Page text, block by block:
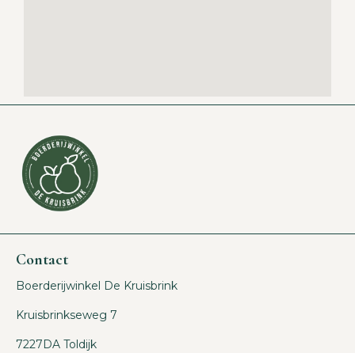
Contact
Boerderijwinkel De Kruisbrink
Kruisbrinkseweg 7
7227DA Toldijk